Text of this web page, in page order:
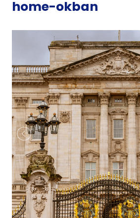
home-okban
Képgaléria